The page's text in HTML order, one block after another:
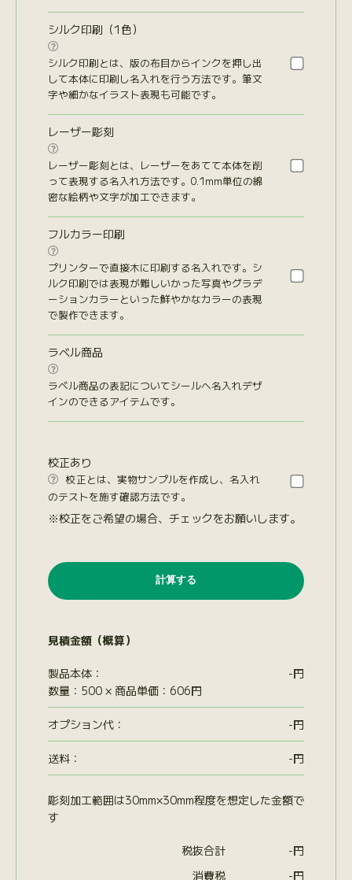
シルク印刷（1色）

シルク印刷とは、版の布目からインクを押し出
して本体に印刷し名入れを行う方法です。筆文
字や細かなイラスト表現も可能です。
レーザー彫刻

レーザー彫刻とは、レーザーをあてて本体を削
って表現する名入れ方法です。0.1mm単位の綿
密な絵柄や文字が加工できます。
フルカラー印刷

プリンターで直接木に印刷する名入れです。シ
ルク印刷では表現が難しいかった写真やグラデ
ーションカラーといった鮮やかなカラーの表現
で製作できます。
ラベル商品

ラベル商品の表記についてシールへ名入れデザ
インのできるアイテムです。
校正あり

校正とは、実物サンプルを作成し、名入れ
のテストを施す確認方法です。
※校正をご希望の場合、チェックをお願いします。
見積金額（概算）
製品本体：
数量：500 × 商品単価：606円
-円
オプション代： -円
送料： -円
彫刻加工範囲は30mm×30mm程度を想定した金額で
す
税抜合計 -円
消費税
-円